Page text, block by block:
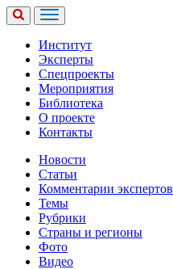
Институт
Эксперты
Спецпроекты
Мероприятия
Библиотека
О проекте
Контакты
Новости
Статьи
Комментарии экспертов
Темы
Рубрики
Страны и регионы
Фото
Видео